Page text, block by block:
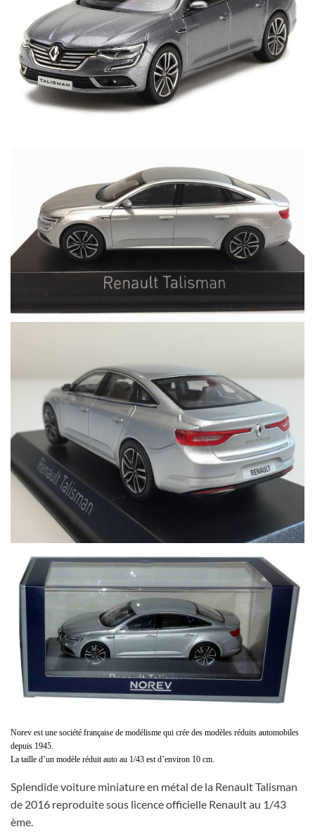
Norev est une société française de modélisme qui crée des modèles réduits automobiles
depuis 1945.
La taille d’un modèle réduit auto au 1/43 est d’environ 10 cm.
Splendide voiture miniature en métal de la Renault Talisman
de 2016 reproduite sous licence officielle Renault au 1/43
ème.